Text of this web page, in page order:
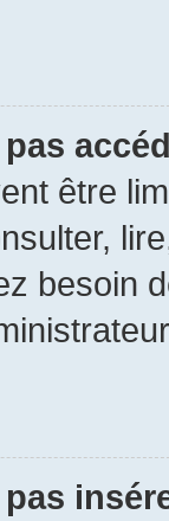
être
besoin